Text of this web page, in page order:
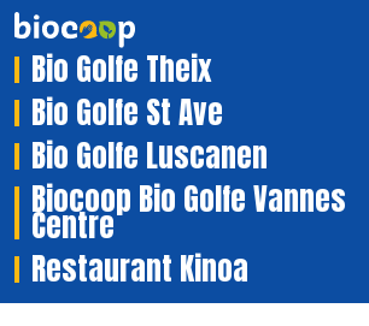
Bio Golfe Theix
Bio Golfe St Ave
Bio Golfe Luscanen
Biocoop Bio Golfe Vannes
Centre
Restaurant Kinoa